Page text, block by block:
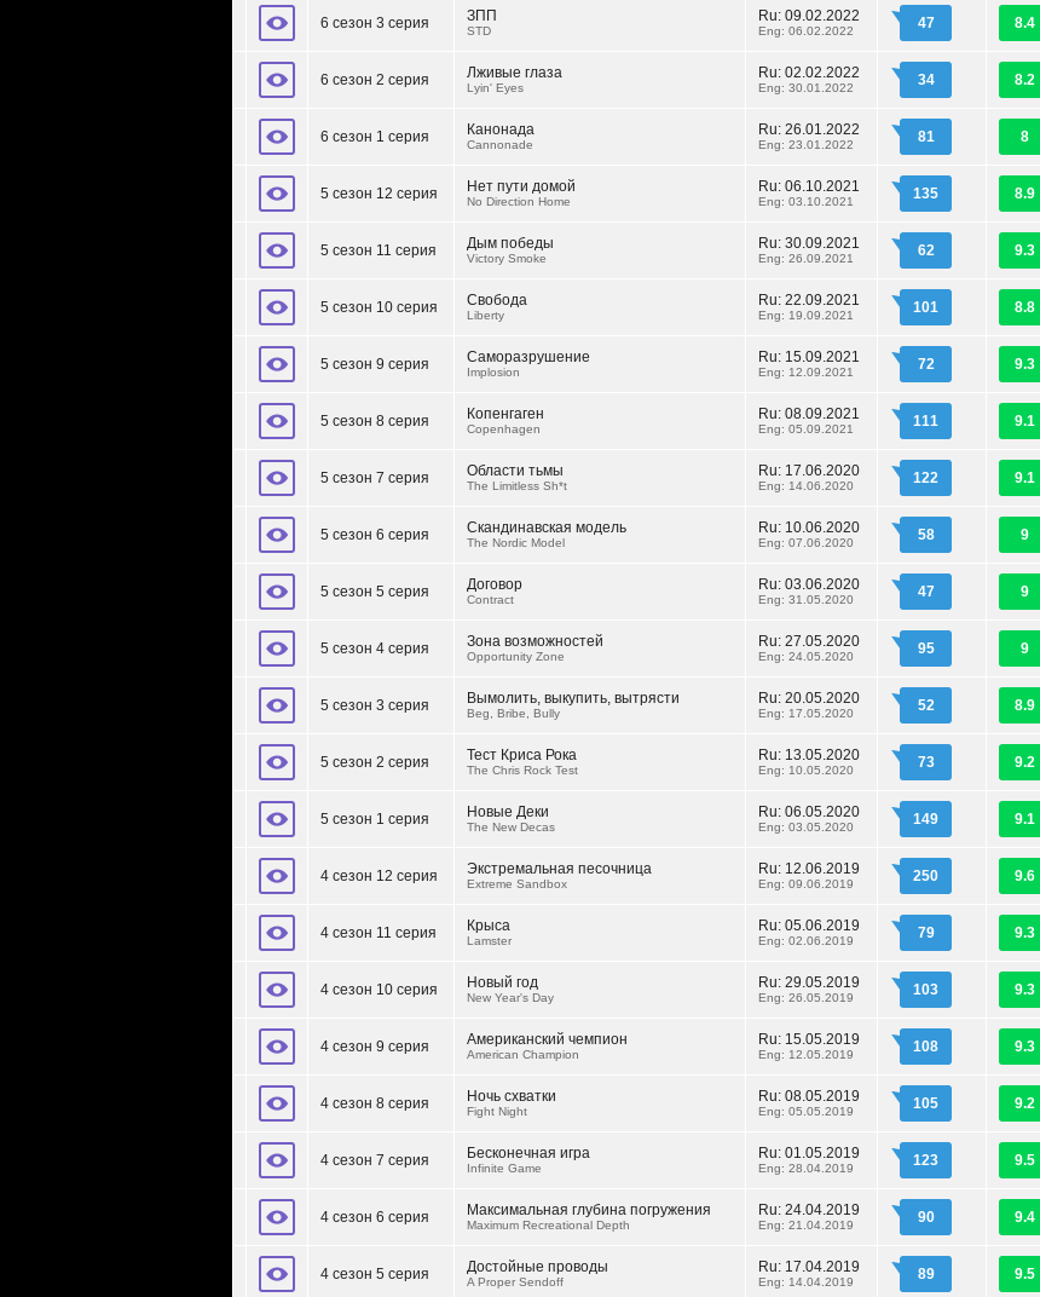
6 сезон 3 серия ЗПП
STD
Ru: 09.02.2022
Eng: 06.02.2022 47 8.4
6 сезон 2 серия Лживые глаза
Lyin' Eyes
Ru: 02.02.2022
Eng: 30.01.2022 34 8.2
6 сезон 1 серия Канонада
Cannonade
Ru: 26.01.2022
Eng: 23.01.2022 81 8
5 сезон 12 серия Нет пути домой
No Direction Home
Ru: 06.10.2021
Eng: 03.10.2021 135 8.9
5 сезон 11 серия Дым победы
Victory Smoke
Ru: 30.09.2021
Eng: 26.09.2021 62 9.3
5 сезон 10 серия Свобода
Liberty
Ru: 22.09.2021
Eng: 19.09.2021 101 8.8
5 сезон 9 серия Саморазрушение
Implosion
Ru: 15.09.2021
Eng: 12.09.2021 72 9.3
5 сезон 8 серия Копенгаген
Copenhagen
Ru: 08.09.2021
Eng: 05.09.2021 111 9.1
5 сезон 7 серия Области тьмы
The Limitless Sh*t
Ru: 17.06.2020
Eng: 14.06.2020 122 9.1
5 сезон 6 серия Скандинавская модель
The Nordic Model
Ru: 10.06.2020
Eng: 07.06.2020 58 9
5 сезон 5 серия Договор
Contract
Ru: 03.06.2020
Eng: 31.05.2020 47 9
5 сезон 4 серия Зона возможностей
Opportunity Zone
Ru: 27.05.2020
Eng: 24.05.2020 95 9
5 сезон 3 серия Вымолить, выкупить, вытрясти
Beg, Bribe, Bully
Ru: 20.05.2020
Eng: 17.05.2020 52 8.9
5 сезон 2 серия Тест Криса Рока
The Chris Rock Test
Ru: 13.05.2020
Eng: 10.05.2020 73 9.2
5 сезон 1 серия Новые Деки
The New Decas
Ru: 06.05.2020
Eng: 03.05.2020 149 9.1
4 сезон 12 серия Экстремальная песочница
Extreme Sandbox
Ru: 12.06.2019
Eng: 09.06.2019 250 9.6
4 сезон 11 серия Крыса
Lamster
Ru: 05.06.2019
Eng: 02.06.2019 79 9.3
4 сезон 10 серия Новый год
New Year's Day
Ru: 29.05.2019
Eng: 26.05.2019 103 9.3
4 сезон 9 серия Американский чемпион
American Champion
Ru: 15.05.2019
Eng: 12.05.2019 108 9.3
4 сезон 8 серия Ночь схватки
Fight Night
Ru: 08.05.2019
Eng: 05.05.2019 105 9.2
4 сезон 7 серия Бесконечная игра
Infinite Game
Ru: 01.05.2019
Eng: 28.04.2019 123 9.5
4 сезон 6 серия Максимальная глубина погружения
Maximum Recreational Depth
Ru: 24.04.2019
Eng: 21.04.2019 90 9.4
4 сезон 5 серия Достойные проводы
A Proper Sendoff
Ru: 17.04.2019
Eng: 14.04.2019 89 9.5